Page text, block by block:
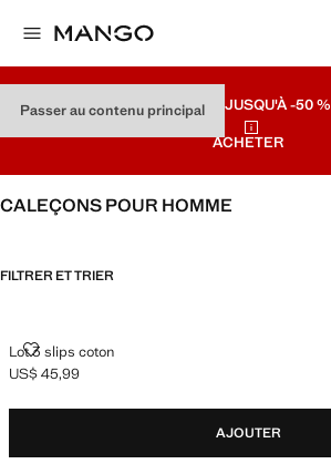
Passer au contenu principal
SOLDES JUSQU'À -50 %
ACHETER
CALEÇONS POUR HOMME
FILTRER ET TRIER
Lot 3 slips coton
LOT 3 SLIPS COTON
Prix actuel [US$ 45,99 ]
US$ 45,99
AJOUTER